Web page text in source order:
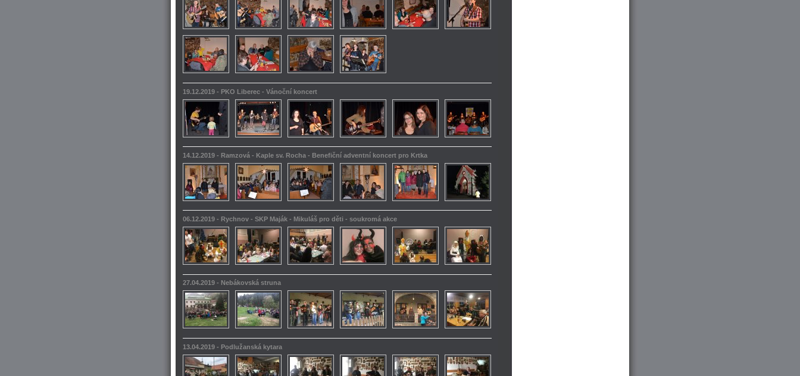
19.12.2019 - PKO Liberec - Vánoční koncert
14.12.2019 - Ramzová - Kaple sv. Rocha - Benefiční adventní koncert pro Krtka
06.12.2019 - Rychnov - SKP Maják - Mikuláš pro děti - soukromá akce
27.04.2019 - Nebákovská struna
13.04.2019 - Podlužanská kytara